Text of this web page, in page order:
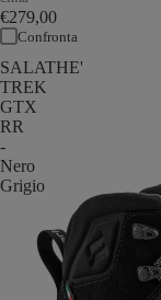
€279,00
Confronta
SALATHE'
TREK
GTX
RR
-
Nero
Grigio